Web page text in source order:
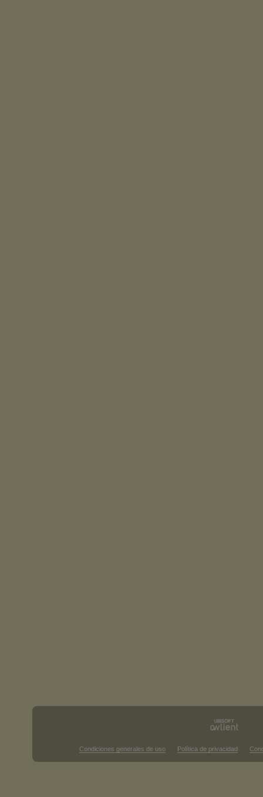
Condiciones generales de uso Política de privacidad